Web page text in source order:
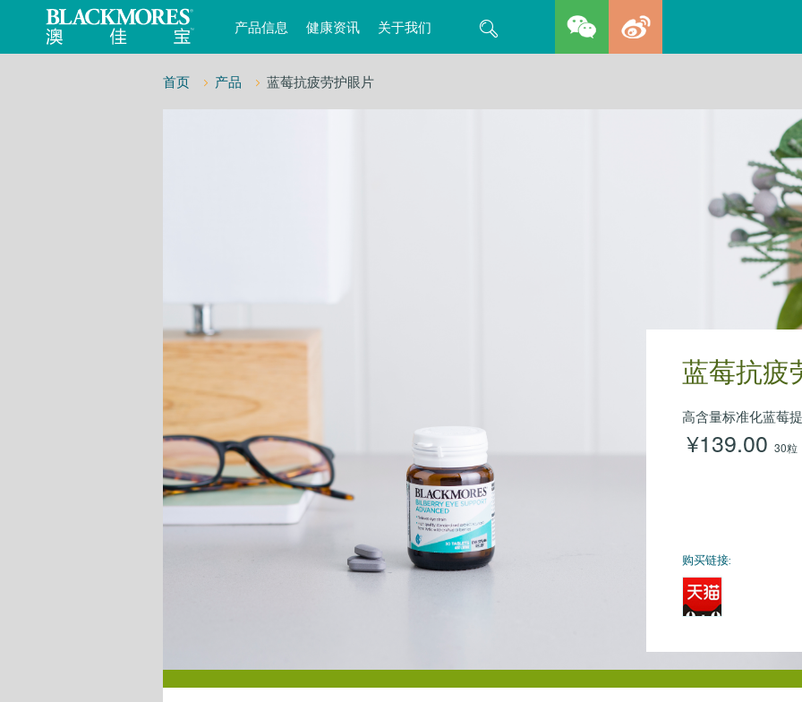
产品信息 健康资讯 关于我们 Search
首页 产品 蓝莓抗疲劳护眼片
蓝莓抗疲
高含量标准化蓝莓
¥139.00 30粒
购买链接: